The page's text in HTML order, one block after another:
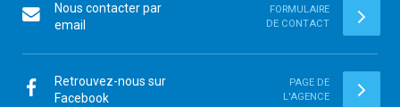
Nous contacter par
email
FORMULAIRE
DE CONTACT
Retrouvez-nous sur
Facebook
PAGE DE
L'AGENCE